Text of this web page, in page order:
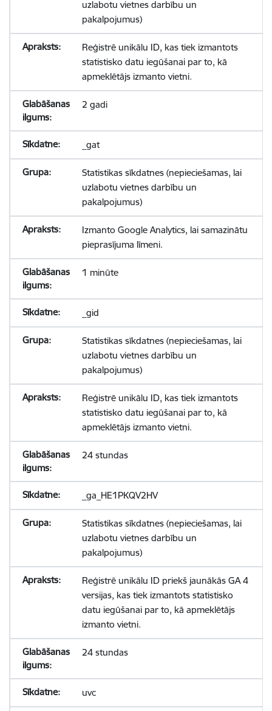
uzlabotu vietnes darbību un
pakalpojumus)
Reģistrē unikālu ID, kas tiek izmantots
statistisko datu iegūšanai par to, kā
apmeklētājs izmanto vietni.
2 gadi
_gat
Statistikas sīkdatnes (nepieciešamas, lai
uzlabotu vietnes darbību un
pakalpojumus)
Izmanto Google Analytics, lai samazinātu
pieprasījuma līmeni.
1 minūte
_gid
Statistikas sīkdatnes (nepieciešamas, lai
uzlabotu vietnes darbību un
pakalpojumus)
Reģistrē unikālu ID, kas tiek izmantots
statistisko datu iegūšanai par to, kā
apmeklētājs izmanto vietni.
24 stundas
_ga_HE1PKQV2HV
Statistikas sīkdatnes (nepieciešamas, lai
uzlabotu vietnes darbību un
pakalpojumus)
Reģistrē unikālu ID priekš jaunākās GA 4
versijas, kas tiek izmantots statistisko
datu iegūšanai par to, kā apmeklētājs
izmanto vietni.
24 stundas
uvc